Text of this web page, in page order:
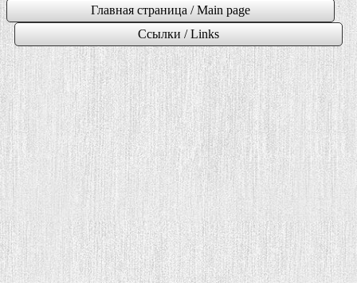
Главная страница / Main page
Ссылки / Links